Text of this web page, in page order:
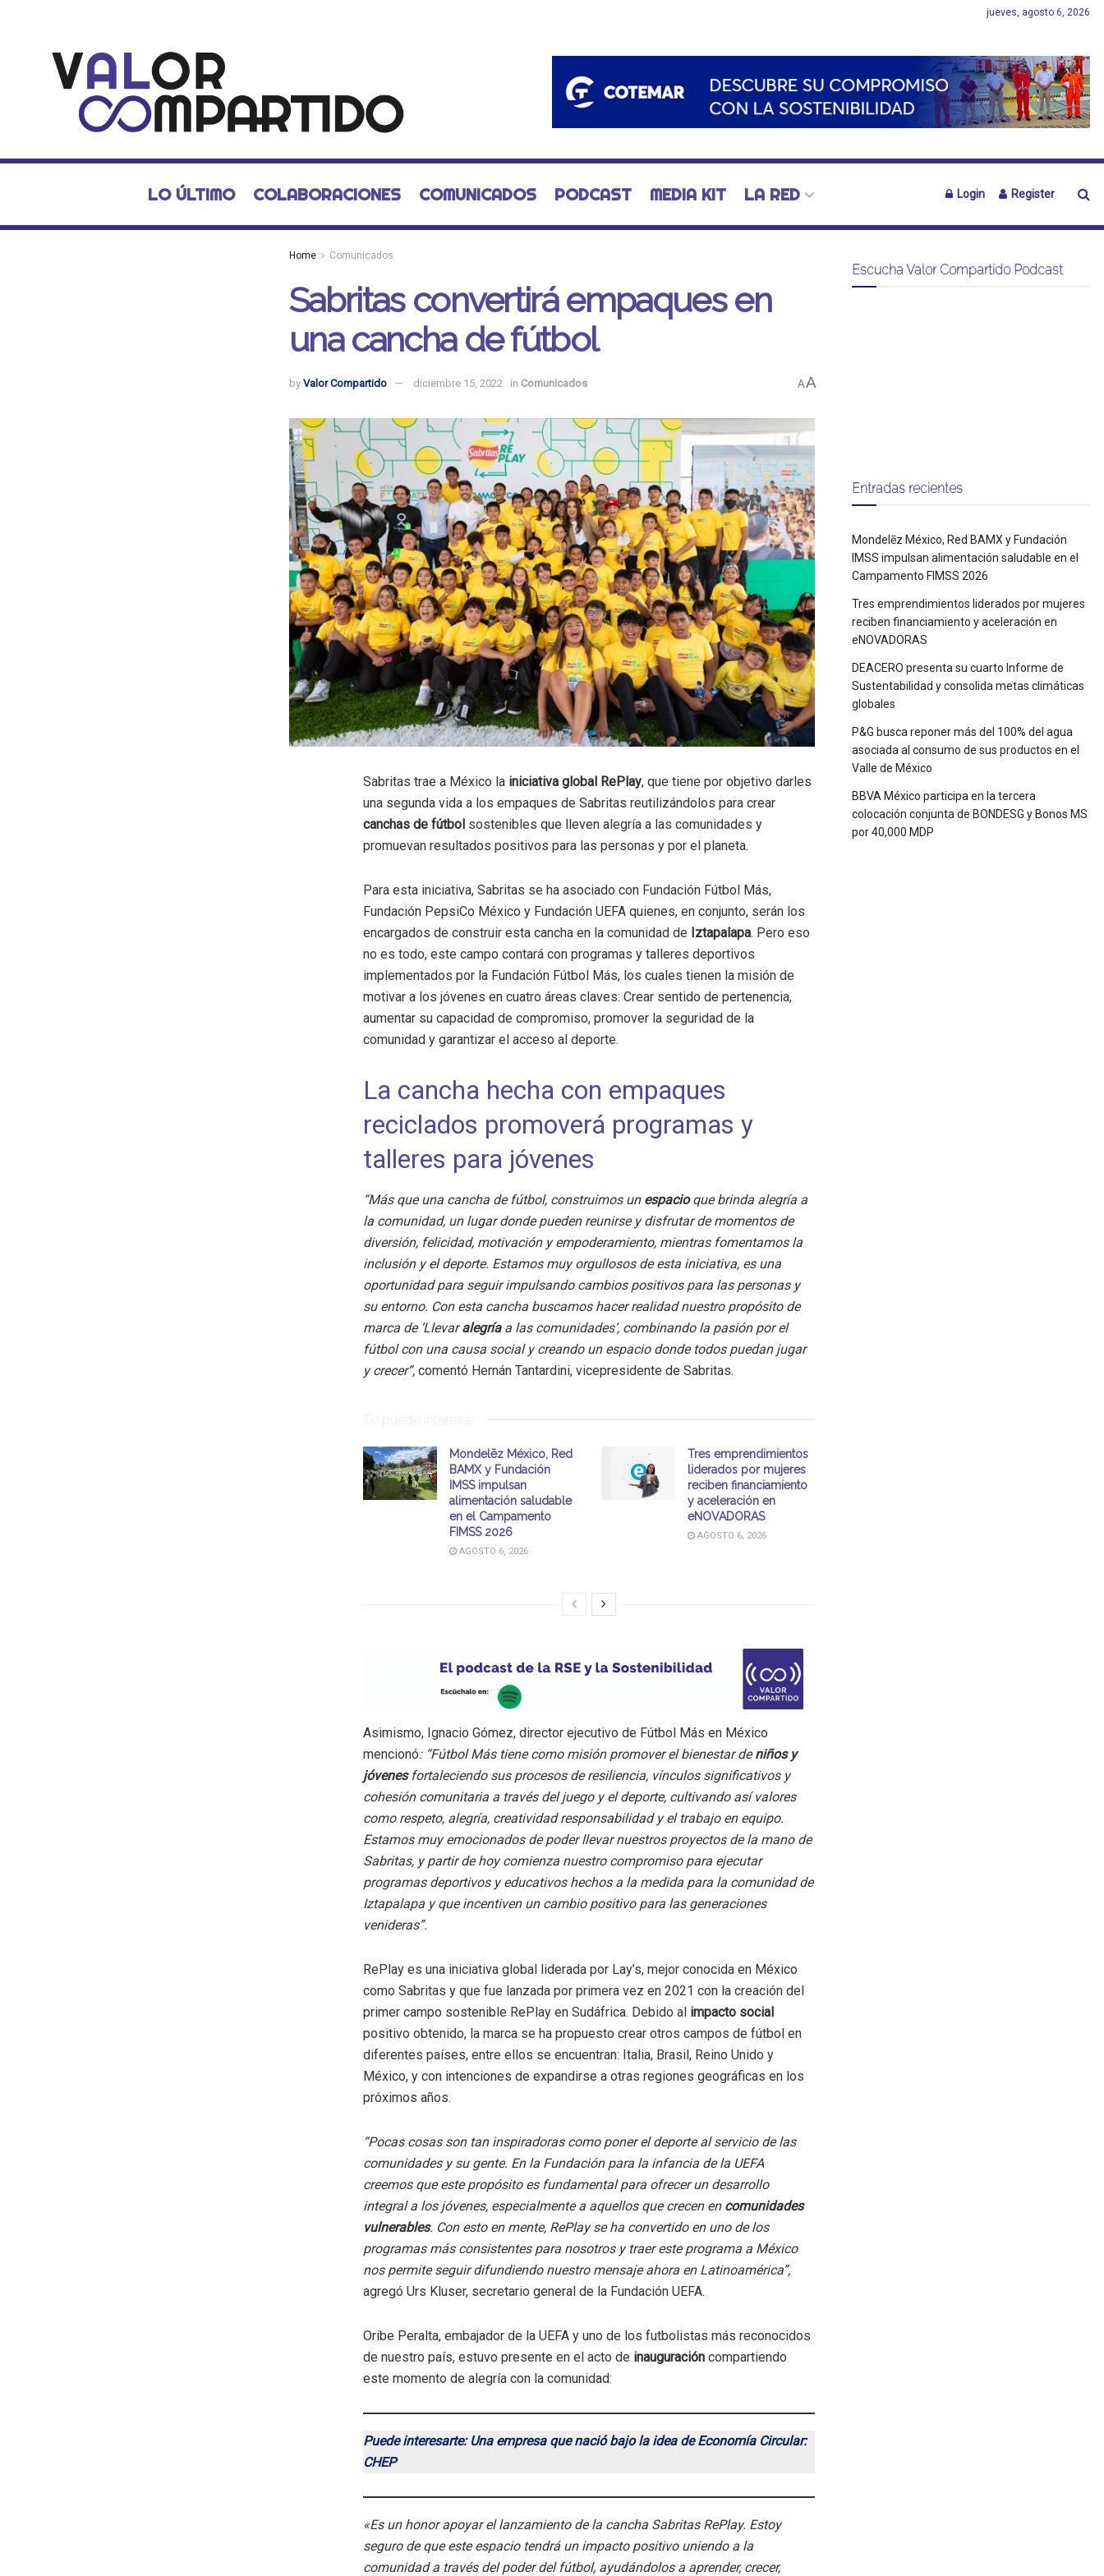
jueves, agosto 6, 2026
LO ÚLTIMO COLABORACIONES COMUNICADOS PODCAST MEDIA KIT LA RED Login Register
Home Comunicados
Sabritas convertirá empaques en
una cancha de fútbol
by Valor Compartido diciembre 15, 2022 in Comunicados AA
Sabritas trae a México la iniciativa global RePlay, que tiene por objetivo darles
una segunda vida a los empaques de Sabritas reutilizándolos para crear
canchas de fútbol sostenibles que lleven alegría a las comunidades y
promuevan resultados positivos para las personas y por el planeta.
Para esta iniciativa, Sabritas se ha asociado con Fundación Fútbol Más,
Fundación PepsiCo México y Fundación UEFA quienes, en conjunto, serán los
encargados de construir esta cancha en la comunidad de Iztapalapa. Pero eso
no es todo, este campo contará con programas y talleres deportivos
implementados por la Fundación Fútbol Más, los cuales tienen la misión de
motivar a los jóvenes en cuatro áreas claves: Crear sentido de pertenencia,
aumentar su capacidad de compromiso, promover la seguridad de la
comunidad y garantizar el acceso al deporte.
La cancha hecha con empaques
reciclados promoverá programas y
talleres para jóvenes
“Más que una cancha de fútbol, construimos un espacioque brinda alegría a
la comunidad, un lugar donde pueden reunirse y disfrutar de momentos de
diversión, felicidad, motivación y empoderamiento, mientras fomentamos la
inclusión y el deporte. Estamos muy orgullosos de esta iniciativa, es una
oportunidad para seguir impulsando cambios positivos para las personas y
su entorno. Con esta cancha buscamos hacer realidad nuestro propósito de
marca de ‘Llevaralegría a las comunidades’, combinando la pasión por el
fútbol con una causa social y creando un espacio donde todos puedan jugar
y crecer”, comentó Hernán Tantardini, vicepresidente de Sabritas.
Te puede interesar
Mondelēz México, Red
BAMX y Fundación
IMSS impulsan
alimentación saludable
en el Campamento
FIMSS 2026
AGOSTO 6, 2026
Tres emprendimientos
liderados por mujeres
reciben financiamiento
y aceleración en
eNOVADORAS
AGOSTO 6, 2026
Asimismo, Ignacio Gómez, director ejecutivo de Fútbol Más en México
mencionó: “Fútbol Más tiene como misión promover el bienestar deniños y
jóvenesfortaleciendo sus procesos de resiliencia, vínculos significativos y
cohesión comunitaria a través del juego y el deporte, cultivando así valores
como respeto, alegría, creatividad responsabilidad y el trabajo en equipo.
Estamos muy emocionados de poder llevar nuestros proyectos de la mano de
Sabritas, y partir de hoy comienza nuestro compromiso para ejecutar
programas deportivos y educativos hechos a la medida para la comunidad de
Iztapalapa y que incentiven un cambio positivo para las generaciones
venideras”.
RePlay es una iniciativa global liderada por Lay’s, mejor conocida en México
como Sabritas y que fue lanzada por primera vez en 2021 con la creación del
primer campo sostenible RePlay en Sudáfrica. Debido al impacto social
positivo obtenido, la marca se ha propuesto crear otros campos de fútbol en
diferentes países, entre ellos se encuentran: Italia, Brasil, Reino Unido y
México, y con intenciones de expandirse a otras regiones geográficas en los
próximos años.
“Pocas cosas son tan inspiradoras como poner el deporte al servicio de las
comunidades y su gente. En la Fundación para la infancia de la UEFA
creemos que este propósito es fundamental para ofrecer un desarrollo
integral a los jóvenes, especialmente a aquellos que crecen encomunidades
vulnerables. Con esto en mente, RePlay se ha convertido en uno de los
programas más consistentes para nosotros y traer este programa a México
nos permite seguir difundiendo nuestro mensaje ahora en Latinoamérica”,
agregó Urs Kluser, secretario general de la Fundación UEFA.
Oribe Peralta, embajador de la UEFA y uno de los futbolistas más reconocidos
de nuestro país, estuvo presente en el acto de inauguración compartiendo
este momento de alegría con la comunidad:
Puede interesarte: Una empresa que nació bajo la idea de Economía Circular:
CHEP
«Es un honor apoyar el lanzamiento de la cancha Sabritas RePlay. Estoy
seguro de que este espacio tendrá un impacto positivo uniendo a la
comunidad a través del poder del fútbol, ayudándolos a aprender, crecer,
Escucha Valor Compartido Podcast
Entradas recientes
Mondelēz México, Red BAMX y Fundación
IMSS impulsan alimentación saludable en el
Campamento FIMSS 2026
Tres emprendimientos liderados por mujeres
reciben financiamiento y aceleración en
eNOVADORAS
DEACERO presenta su cuarto Informe de
Sustentabilidad y consolida metas climáticas
globales
P&G busca reponer más del 100% del agua
asociada al consumo de sus productos en el
Valle de México
BBVA México participa en la tercera
colocación conjunta de BONDESG y Bonos MS
por 40,000 MDP